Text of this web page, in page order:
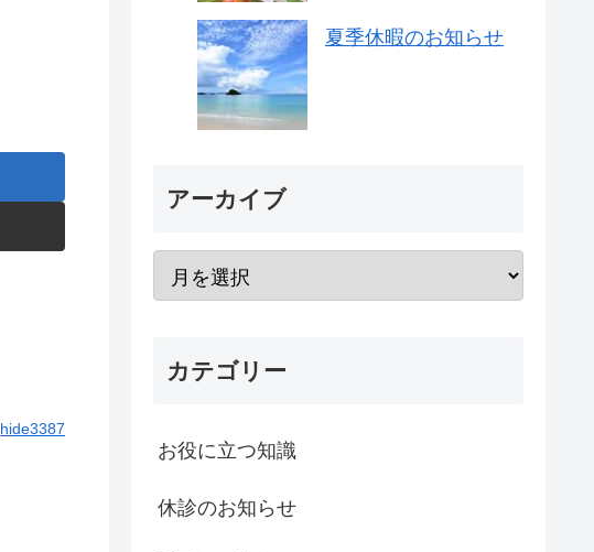
hide3387
夏季休暇のお知らせ
アーカイブ
カテゴリー
お役に立つ知識
休診のお知らせ